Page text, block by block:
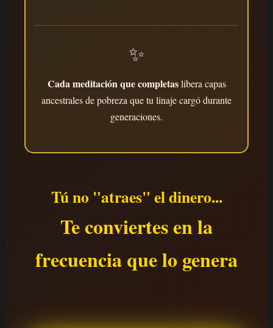
✨
Cada meditación que completaslibera capas
ancestrales de pobreza que tu linaje cargó durante
generaciones.
Tú no "atraes" el dinero...
Te conviertes en la
frecuencia que lo genera